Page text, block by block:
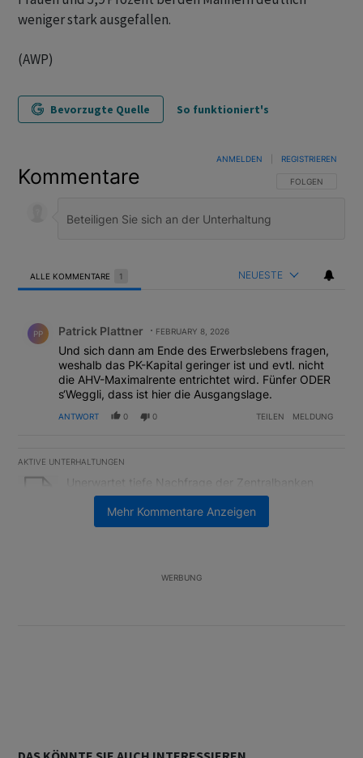
weniger stark ausgefallen.
(AWP)
Bevorzugte Quelle So funktioniert's
Mehr Kommentare Anzeigen
Kommentare FOLGE DIESER
FOLGEN
ANMELDEN REGISTRIEREN
ALLE KOMMENTARE 1 NEUESTE
PP Patrick Plattner FEBRUARY 8, 2026
Und sich dann am Ende des Erwerbslebens fragen,
weshalb das PK-Kapital geringer ist und evtl. nicht
die AHV-Maximalrente entrichtet wird. Fünfer ODER
s‘Weggli, dass ist hier die Ausgangslage.
ANTWORT 0 0 TEILEN MELDUNG
AKTIVE UNTERHALTUNGEN
Das Folgende ist eine Liste der am meisten kommentierten
Ein Trendartikel mit dem Titel "Unerwartet tiefe Nachfrage der
Unerwartet tiefe Nachfrage der Zentralbanken
könnte Goldpreis weiter belasten
WERBUNG